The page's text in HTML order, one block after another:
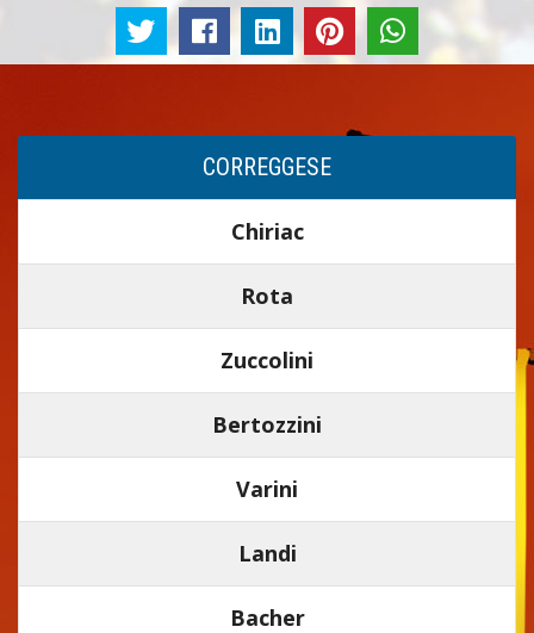
CORREGGESE
Chiriac
Rota
Zuccolini
Bertozzini
Varini
Landi
Bacher